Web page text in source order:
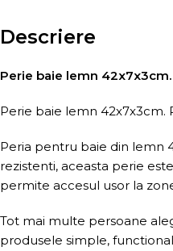
Descriere
Perie baie lemn 42x7x3cm.
Perie baie lemn 42x7x3cm.
Peria pentru baie din lemn
rezistenti, aceasta perie
permite accesul usor la
Tot mai multe persoane
produsele simple,